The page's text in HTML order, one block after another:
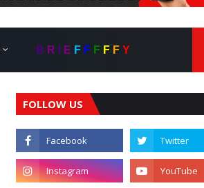
B R E F F F F F Y
FOLLOW US